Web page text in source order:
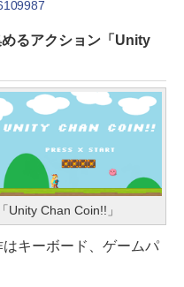
Intelligence、Liq
SSD、1080p FaceT
ラ、Touch ID - インデ
延長 AppleCare+ for 13
Neo(A18 Pro)|ダ
版
保護 15.6 16インチ パ
ラインゲームコード】
トカード - 2,000 Robu
ーチャルアイテムを含
ラインゲームコード】
ス | オンラインコード版
て身につくHTML & CSS
イン入門講座［第2版］
いちばんやさしい 教
ンジニア 初心者 素人 で
方 マニュアル AI副業に
明るさ自動調整、色調
し、メタリックブラッ
Paperwhite (16G
ディスプレイ、色調調節
週間持続バッテリー、
ブラック
るアクション「Unity
「Unity Chan Coin!!」
キーボード、ゲームパ